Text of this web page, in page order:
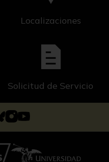
Localizaciones
Solicitud de Servicio